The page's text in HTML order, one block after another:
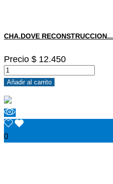
CHA.DOVE RECONSTRUCCION...
Precio $ 12.450
Añadir al carrito
0